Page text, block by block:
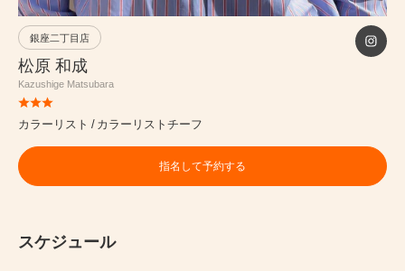
PRIVACY POLICY
銀座二丁目店
松原 和成
Kazushige Matsubara
カラーリスト カラーリストチーフ
指名して予約する
スケジュール